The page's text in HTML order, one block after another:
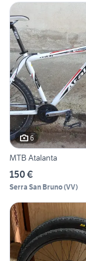
6
MTB Atalanta
150 €
Serra San Bruno(VV)